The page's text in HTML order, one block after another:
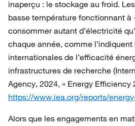
inaperçu : le stockage au froid.
basse température fonctionnant à
consommer autant d’électricité
chaque année, comme
internationales de l’efficacité
infrastructures de recherche
Agency, 2024, « Energy Efficiency
https://www.iea.org/reports/
Alors que les engagements en